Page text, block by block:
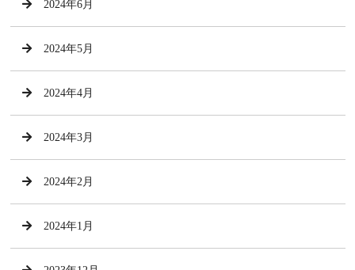
2024年6月
2024年5月
2024年4月
2024年3月
2024年2月
2024年1月